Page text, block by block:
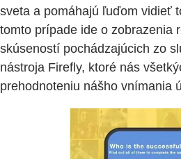
sveta a pomáhajú ľuďom vidieť
tomto prípade ide o zobrazenia
skúseností pochádzajúcich zo
nástroja Firefly, ktoré nás
prehodnoteniu nášho vnímania